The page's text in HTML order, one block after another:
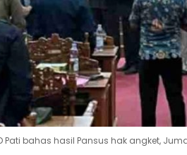
Pati bahas hasil Pansus hak angket,